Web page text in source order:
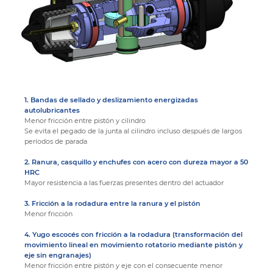
1. Bandas de sellado y deslizamiento energizadas
autolubricantes
Menor fricción entre pistón y cilindro
Se evita el pegado de la junta al cilindro incluso después de largos
períodos de parada
2. Ranura, casquillo y enchufes con acero con dureza mayor a 50
HRC
Mayor resistencia a las fuerzas presentes dentro del actuador
3. Fricción a la rodadura entre la ranura y el pistón
Menor fricción
4. Yugo escocés con fricción a la rodadura (transformación del
movimiento lineal en movimiento rotatorio mediante pistón y
eje sin engranajes)
Menor fricción entre pistón y eje con el consecuente menor